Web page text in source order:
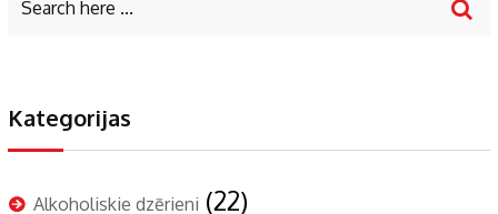
Kategorijas
Alkoholiskie dzērieni (22)